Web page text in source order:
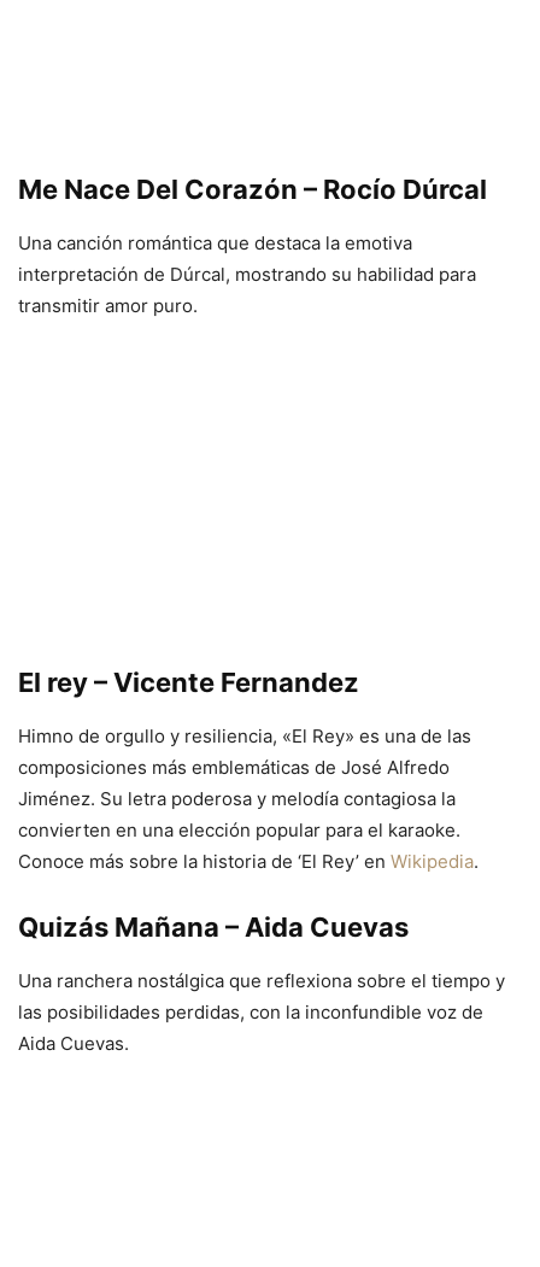
Me Nace Del Corazón – Rocío Dúrcal
Una canción romántica que destaca la emotiva
interpretación de Dúrcal, mostrando su habilidad para
transmitir amor puro.
El rey – Vicente Fernandez
Himno de orgullo y resiliencia, «El Rey» es una de las
composiciones más emblemáticas de José Alfredo
Jiménez. Su letra poderosa y melodía contagiosa la
convierten en una elección popular para el karaoke.
Conoce más sobre la historia de ‘El Rey’ en Wikipedia.
Quizás Mañana – Aida Cuevas
Una ranchera nostálgica que reflexiona sobre el tiempo y
las posibilidades perdidas, con la inconfundible voz de
Aida Cuevas.